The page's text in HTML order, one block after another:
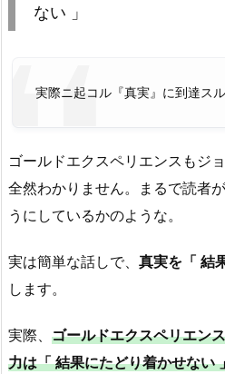
ない 」
実際ニ起コル『真実』に到達ス
ゴールドエクスペリエンスもジ
全然わかりません。まるで読者
うにしているかのような。
実は簡単な話しで、 真実を「 結
します。
実際、 ゴールドエクスペリエン
力は「 結果にたどり着かせない